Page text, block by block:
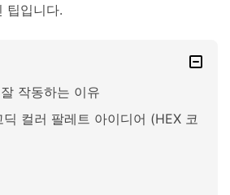
팁입니다.
작동하는 이유
컬러 팔레트 아이디어 (HEX 코